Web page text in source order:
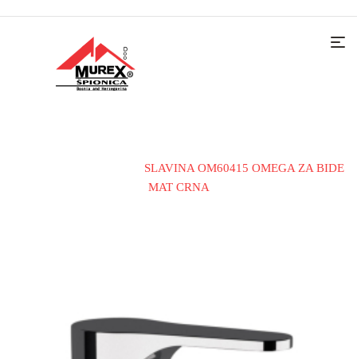
SLAVINA OM60415 OMEGA ZA BIDE
MAT CRNA